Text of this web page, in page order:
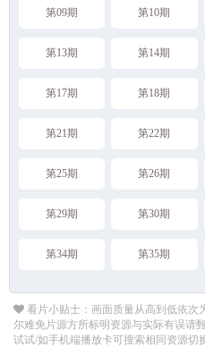
第09期 第10期
第13期 第14期
第17期 第18期
第21期 第22期
第25期 第26期
第29期 第30期
第34期 第35期
看片小贴士：画面质量从高到低依次
尔难免片源方所标明资源与实际有误请
试试/如手机端播放卡可搜索相同资源切